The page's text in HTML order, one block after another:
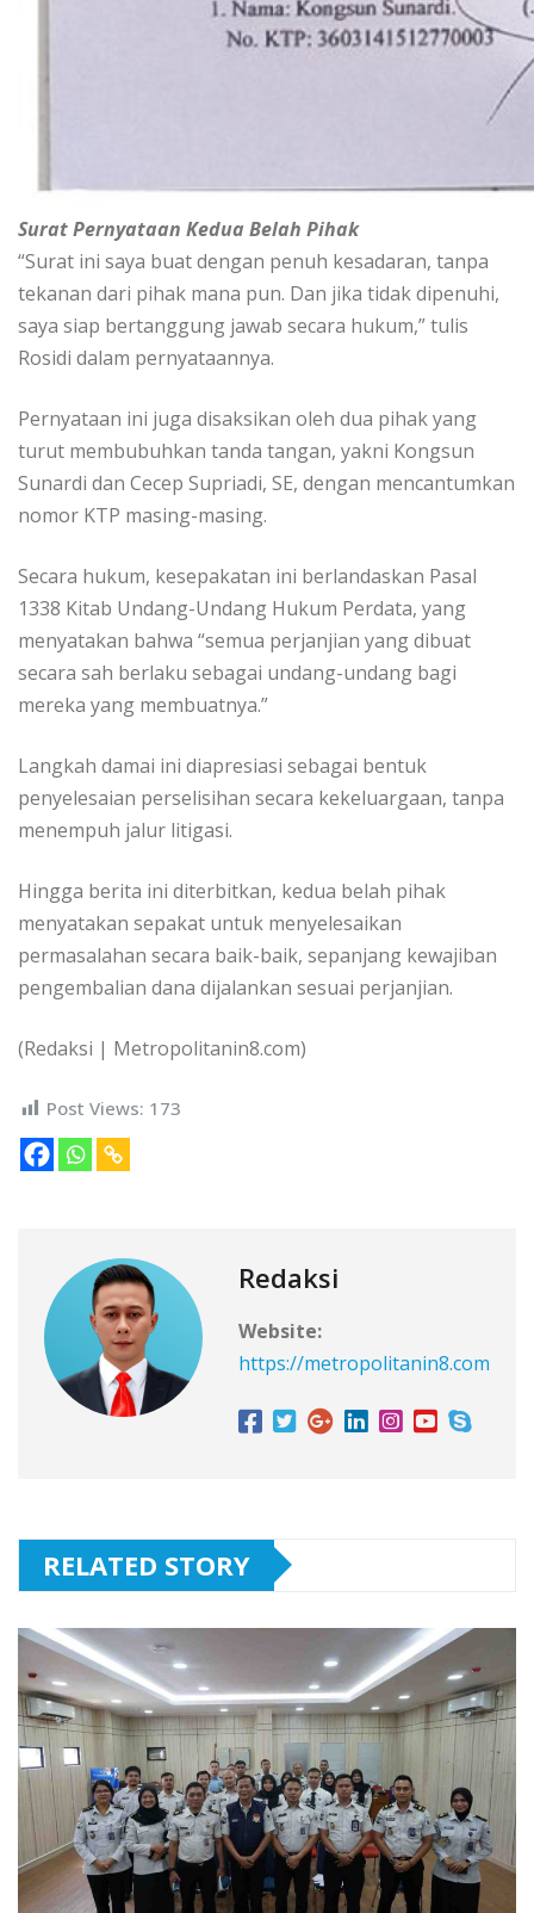
Surat Pernyataan Kedua Belah Pihak
“Surat ini saya buat dengan penuh kesadaran, tanpa
tekanan dari pihak mana pun. Dan jika tidak dipenuhi,
saya siap bertanggung jawab secara hukum,” tulis
Rosidi dalam pernyataannya.
Pernyataan ini juga disaksikan oleh dua pihak yang
turut membubuhkan tanda tangan, yakni Kongsun
Sunardi dan Cecep Supriadi, SE, dengan mencantumkan
nomor KTP masing-masing.
Secara hukum, kesepakatan ini berlandaskan Pasal
1338 Kitab Undang-Undang Hukum Perdata, yang
menyatakan bahwa “semua perjanjian yang dibuat
secara sah berlaku sebagai undang-undang bagi
mereka yang membuatnya.”
Langkah damai ini diapresiasi sebagai bentuk
penyelesaian perselisihan secara kekeluargaan, tanpa
menempuh jalur litigasi.
Hingga berita ini diterbitkan, kedua belah pihak
menyatakan sepakat untuk menyelesaikan
permasalahan secara baik-baik, sepanjang kewajiban
pengembalian dana dijalankan sesuai perjanjian.
(Redaksi | Metropolitanin8.com)
Post Views: 173
Redaksi
Website:
https://metropolitanin8.com
RELATED STORY